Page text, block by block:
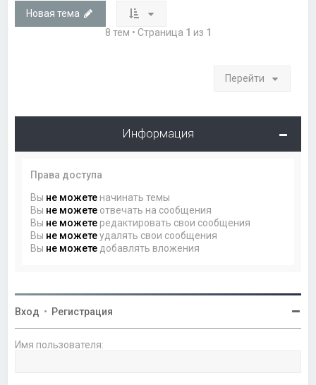
Новая тема
8 тем • Страница 1 из 1
Перейти
Информация
Права доступа
Вы не можете начинать темы
Вы не можете отвечать на сообщения
Вы не можете редактировать свои сообщения
Вы не можетеудалять свои сообщения
Вы не можете добавлять вложения
Вход • Регистрация
Имя пользователя: